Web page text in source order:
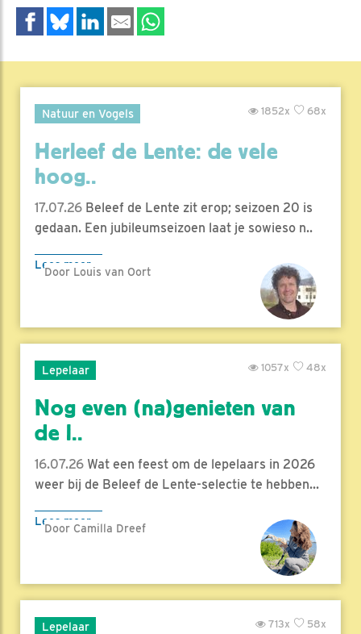
Natuur en Vogels 68x
1852x
Herleef de Lente: de vele
hoog..
17.07.26 Beleef de Lente zit erop; seizoen 20 is
gedaan. Een jubileumseizoen laat je sowieso n..
Lees meer
Door Louis van Oort
Lepelaar 48x
1057x
Nog even (na)genieten van
de l..
16.07.26 Wat een feest om de lepelaars in 2026
weer bij de Beleef de Lente-selectie te hebben...
Lees meer
Door Camilla Dreef
Lepelaar 58x
713x